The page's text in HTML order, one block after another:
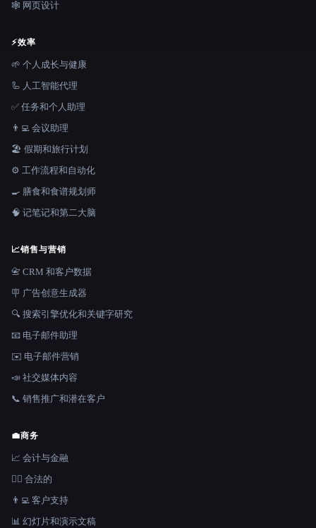
🕸 网页设计
⚡效率
🌱 个人成长与健康
🦾 人工智能代理
✅ 任务和个人助理
👨‍💻 会议助理
🏖 假期和旅行计划
⚙️ 工作流程和自动化
🍳 膳食和食谱规划师
🧠 记笔记和第二大脑
📈销售与营销
📇 CRM 和客户数据
🪧 广告创意生成器
🔍 搜索引擎优化和关键字研究
📧 电子邮件助理
✉️ 电子邮件营销
📣 社交媒体内容
📞 销售推广和潜在客户
💼商务
📈 会计与金融
👩‍⚖️ 合法的
👨‍💻 客户支持
📊 幻灯片和演示文稿